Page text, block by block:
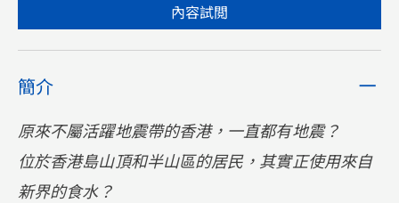
內容試閲
簡介
原來不屬活躍地震帶的香港，一直都有地震？
位於香港島山頂和半山區的居民，其實正使用來自
新界的食水？